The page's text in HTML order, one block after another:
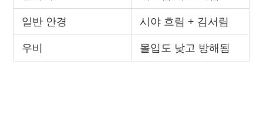
일반 안경 시야 흐림 + 김서림
우비 몰입도 낮고 방해됨